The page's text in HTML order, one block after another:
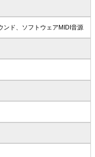
ンド、ソフトウェアMIDI音源